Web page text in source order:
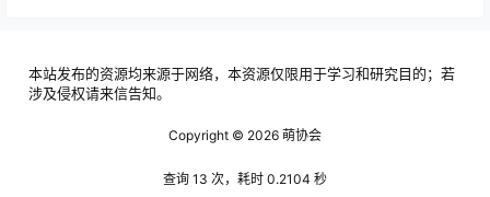
本站发布的资源均来源于网络，本资源仅限用于学习和研究目的；若
涉及侵权请来信告知。
Copyright © 2026 萌协会
查询 13 次，耗时 0.2104 秒